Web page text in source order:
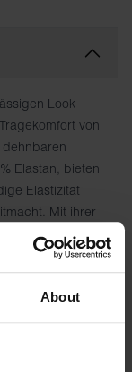
About
Look
von
Elastan, bieten
Elastizität
Mit ihrer
und
und ohne
und
als auch für
und